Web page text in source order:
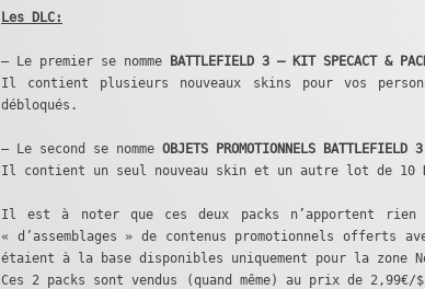
Les DLC:
– Le premier se nomme BATTLEFIELD 3 – KIT SPECACT &
Il contient plusieurs nouveaux skins pour vos
débloqués.
– Le second se nomme OBJETS PROMOTIONNELS BATTLEFIELD 3
Il contient un seul nouveau skin et un autre lot de 10
Il est à noter que ces deux packs n’apportent
« d’assemblages » de contenus promotionnels offerts
étaient à la base disponibles uniquement pour la zone
Ces 2 packs sont vendus (quand même) au prix de